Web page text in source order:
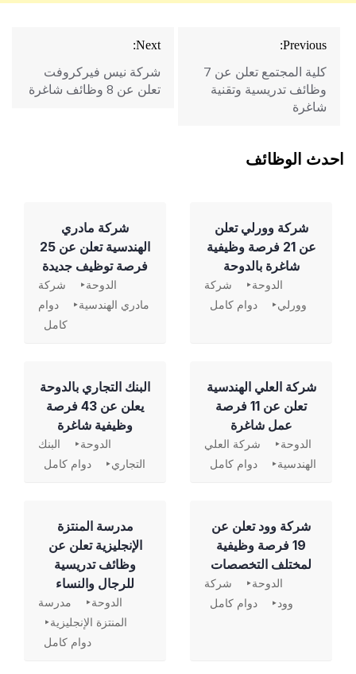
تصفّح
المقالات
Previous:
كلية المجتمع تعلن عن 7
وظائف تدريسية وتقنية
شاغرة
Next:
شركة نيس فيركروفت
تعلن عن 8 وظائف شاغرة
احدث الوظائف
شركة وورلي تعلن
عن 21 فرصة وظيفية
شاغرة بالدوحة
الدوحة
شركة
وورلي
دوام كامل
شركة مادري
الهندسية تعلن عن 25
فرصة توظيف جديدة
الدوحة
شركة
مادري الهندسية
دوام
كامل
شركة العلي الهندسية
تعلن عن 11 فرصة
عمل شاغرة
الدوحة
شركة العلي
الهندسية
دوام كامل
‏البنك التجاري بالدوحة
يعلن عن 43 فرصة
وظيفية شاغرة
الدوحة
البنك
التجاري
دوام كامل
شركة وود تعلن عن
19 فرصة وظيفية
لمختلف التخصصات
الدوحة
شركة
وود
دوام كامل
مدرسة المنتزة
الإنجليزية تعلن عن
وظائف تدريسية
للرجال والنساء
الدوحة
مدرسة
المنتزة الإنجليزية
دوام كامل